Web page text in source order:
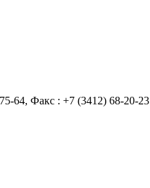
64, Факс : +7 (3412) 68-20-23